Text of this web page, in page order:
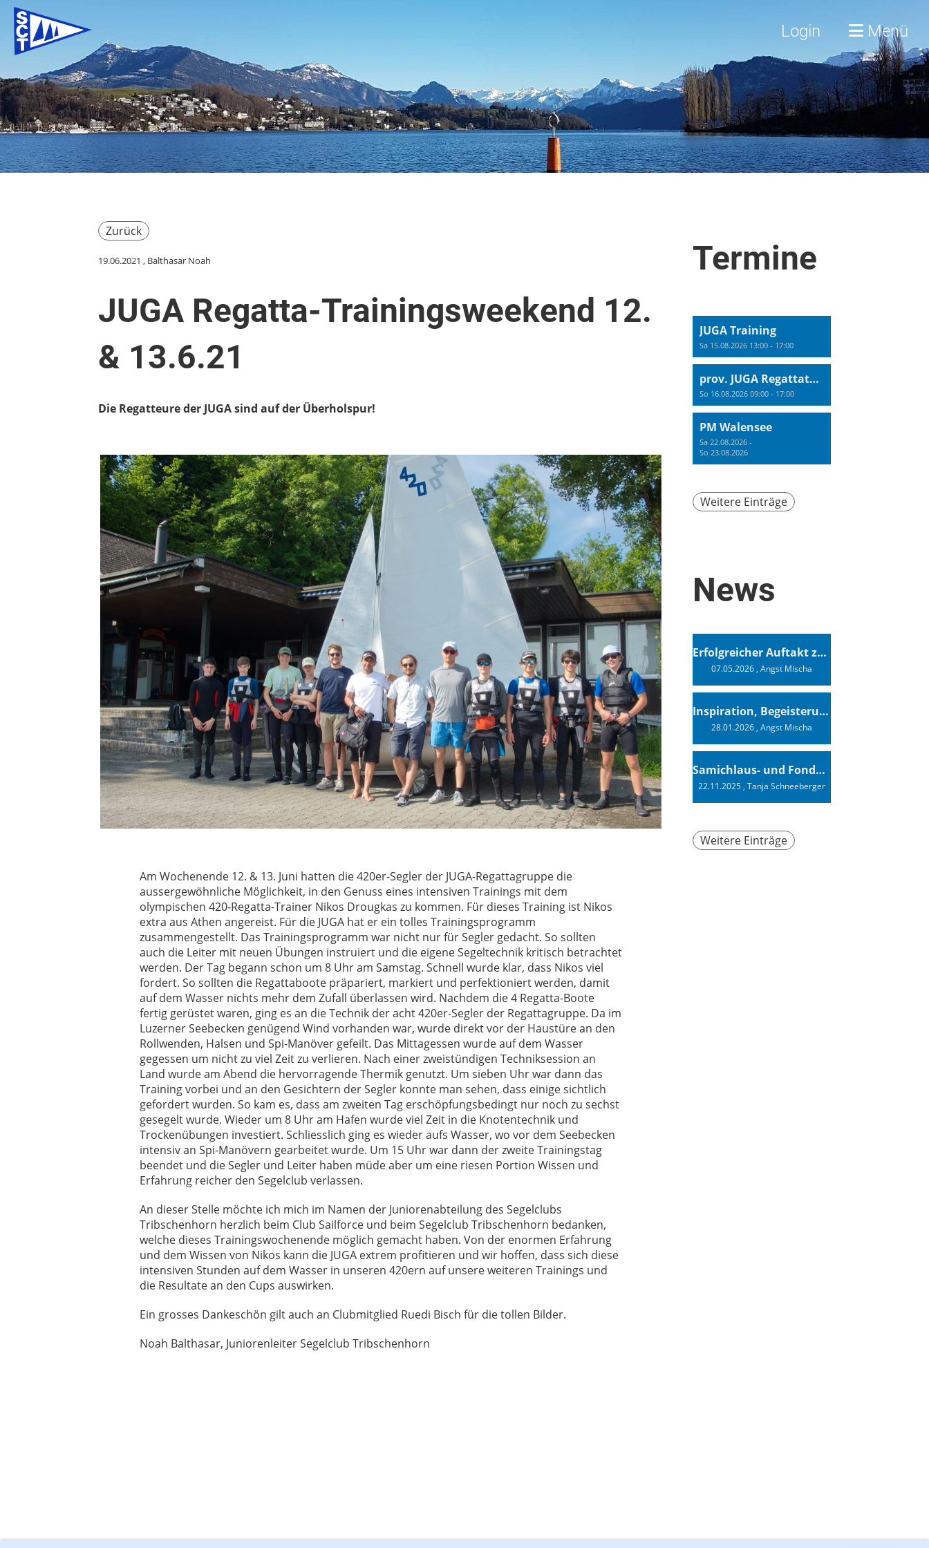
Login Menü
Zurück
19.06.2021 , Balthasar Noah
JUGA Regatta-Trainingsweekend 12.
& 13.6.21
Die Regatteure der JUGA sind auf der Überholspur!
Am Wochenende 12. & 13. Juni hatten die 420er-Segler der JUGA-Regattagruppe die
aussergewöhnliche Möglichkeit, in den Genuss eines intensiven Trainings mit dem
olympischen 420-Regatta-Trainer Nikos Drougkas zu kommen. Für dieses Training ist Nikos
extra aus Athen angereist. Für die JUGA hat er ein tolles Trainingsprogramm
zusammengestellt. Das Trainingsprogramm war nicht nur für Segler gedacht. So sollten
auch die Leiter mit neuen Übungen instruiert und die eigene Segeltechnik kritisch betrachtet
werden. Der Tag begann schon um 8 Uhr am Samstag. Schnell wurde klar, dass Nikos viel
fordert. So sollten die Regattaboote präpariert, markiert und perfektioniert werden, damit
auf dem Wasser nichts mehr dem Zufall überlassen wird. Nachdem die 4 Regatta-Boote
fertig gerüstet waren, ging es an die Technik der acht 420er-Segler der Regattagruppe. Da im
Luzerner Seebecken genügend Wind vorhanden war, wurde direkt vor der Haustüre an den
Rollwenden, Halsen und Spi-Manöver gefeilt. Das Mittagessen wurde auf dem Wasser
gegessen um nicht zu viel Zeit zu verlieren. Nach einer zweistündigen Techniksession an
Land wurde am Abend die hervorragende Thermik genutzt. Um sieben Uhr war dann das
Training vorbei und an den Gesichtern der Segler konnte man sehen, dass einige sichtlich
gefordert wurden. So kam es, dass am zweiten Tag erschöpfungsbedingt nur noch zu sechst
gesegelt wurde. Wieder um 8 Uhr am Hafen wurde viel Zeit in die Knotentechnik und
Trockenübungen investiert. Schliesslich ging es wieder aufs Wasser, wo vor dem Seebecken
intensiv an Spi-Manövern gearbeitet wurde. Um 15 Uhr war dann der zweite Trainingstag
beendet und die Segler und Leiter haben müde aber um eine riesen Portion Wissen und
Erfahrung reicher den Segelclub verlassen.
An dieser Stelle möchte ich mich im Namen der Juniorenabteilung des Segelclubs
Tribschenhorn herzlich beim Club Sailforce und beim Segelclub Tribschenhorn bedanken,
welche dieses Trainingswochenende möglich gemacht haben. Von der enormen Erfahrung
und dem Wissen von Nikos kann die JUGA extrem profitieren und wir hoffen, dass sich diese
intensiven Stunden auf dem Wasser in unseren 420ern auf unsere weiteren Trainings und
die Resultate an den Cups auswirken.
Ein grosses Dankeschön gilt auch an Clubmitglied Ruedi Bisch für die tollen Bilder.
Noah Balthasar, Juniorenleiter Segelclub Tribschenhorn
Termine
JUGA Training
Sa 15.08.2026 13:00 - 17:00
prov. JUGA Regattatraining
So 16.08.2026 09:00 - 17:00
PM Walensee
Sa 22.08.2026 -
So 23.08.2026
Weitere Einträge
News
Erfolgreicher Auftakt zur Swiss Sailing Challenge League 2026
07.05.2026, Angst Mischa
Inspiration, Begeisterung - Ein Vortrag von Vendée-Globe-Finisher Oliver Heer
28.01.2026, Angst Mischa
Samichlaus- und Fonduabend
22.11.2025, Tanja Schneeberger
Weitere Einträge